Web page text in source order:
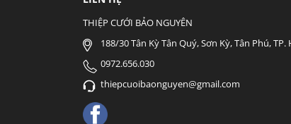
THIỆP CƯỚI BẢO NGUYÊN
188/30 Tân Kỳ Tân Quý, Sơn Kỳ, Tân Phú, TP.
0972.656.030
thiepcuoibaonguyen@gmail.com